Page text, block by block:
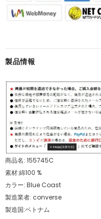
製品情報
商品名: 155745C
素材:綿100 %
カラー: Blue Coast
製造業者: converse
製造国:ベトナム